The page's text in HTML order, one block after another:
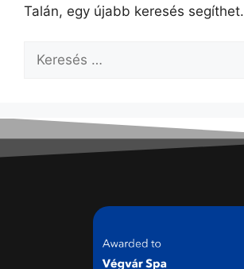
Talán, egy újabb keresés segíthet.